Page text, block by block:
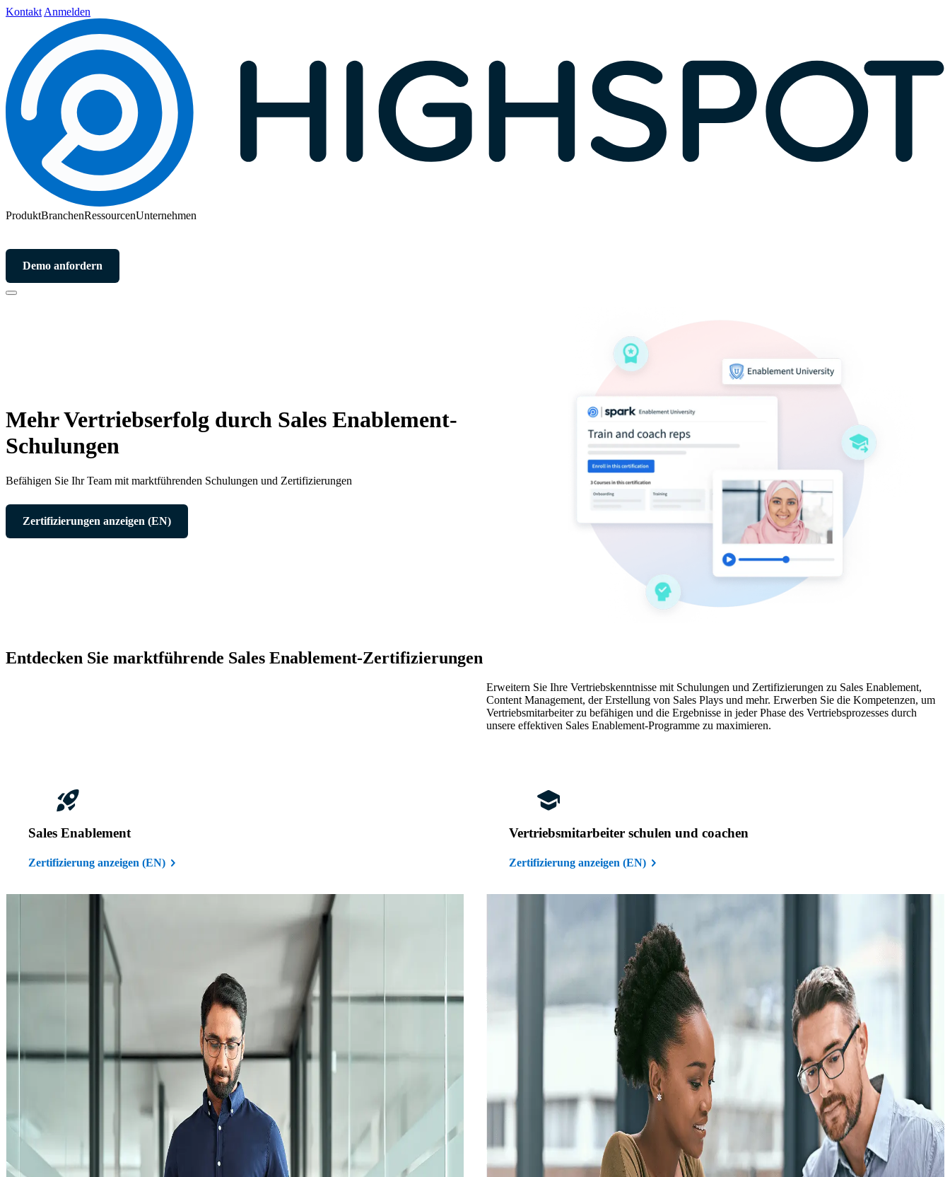
Kontakt Anmelden
ProduktBranchenRessourcenUnternehmen
Demo anfordern
Mehr Vertriebserfolg durch Sales Enablement-
Schulungen
Befähigen Sie Ihr Team mit marktführenden Schulungen und Zertifizierungen
Zertifizierungen anzeigen (EN)
Entdecken Sie marktführende Sales Enablement-Zertifizierungen
Erweitern Sie Ihre Vertriebskenntnisse mit Schulungen und Zertifizierungen zu Sales Enablement,
Content Management, der Erstellung von Sales Plays und mehr. Erwerben Sie die Kompetenzen, um
Vertriebsmitarbeiter zu befähigen und die Ergebnisse in jeder Phase des Vertriebsprozesses durch
unsere effektiven Sales Enablement-Programme zu maximieren.
Sales Enablement
Zertifizierung anzeigen (EN)
Vertriebsmitarbeiter schulen und coachen
Zertifizierung anzeigen (EN)